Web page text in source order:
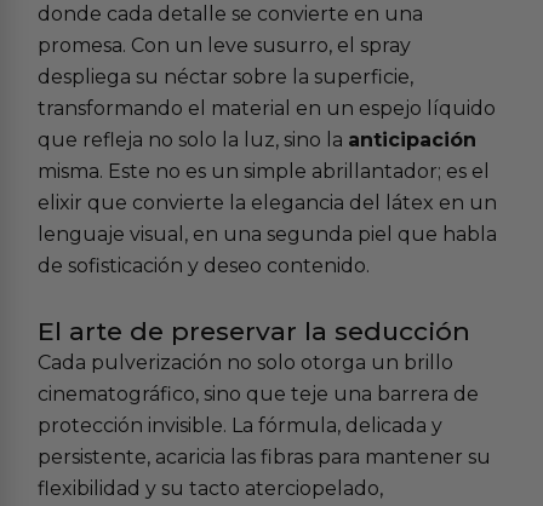
donde cada detalle se convierte en una
promesa. Con un leve susurro, el spray
despliega su néctar sobre la superficie,
transformando el material en un espejo líquido
que refleja no solo la luz, sino la anticipación
misma. Este no es un simple abrillantador; es el
elixir que convierte la elegancia del látex en un
lenguaje visual, en una segunda piel que habla
de sofisticación y deseo contenido.
El arte de preservar la seducción
Cada pulverización no solo otorga un brillo
cinematográfico, sino que teje una barrera de
protección invisible. La fórmula, delicada y
persistente, acaricia las fibras para mantener su
flexibilidad y su tacto aterciopelado,